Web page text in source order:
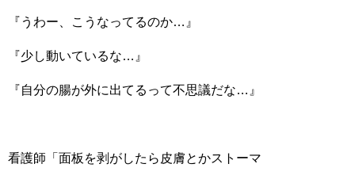
『うわー、こうなってるのか…』
『少し動いているな…』
『自分の腸が外に出てるって不思議だな…』
看護師「面板を剥がしたら皮膚とかストーマ